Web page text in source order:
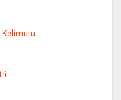
Kelimutu